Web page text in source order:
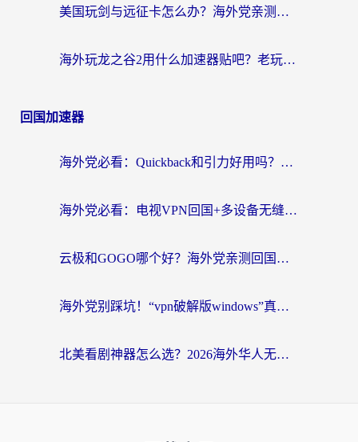
美国玩剑与远征卡怎么办？海外党亲测有效的国服游戏加速指南
海外玩龙之谷2用什么加速器贴吧？老玩家实测推荐，附新加坡猎魂觉醒国外剑与远征加速攻略
回国加速器
海外党必看：Quickback和引力好用吗？3分钟搞懂回国加速器怎么选
海外党必看：电视VPN回国+多设备无缝访问国内资源的实用指南
云极和GOGO哪个好？海外党亲测回国加速器选择指南（附iOS免费&Windows VPN实用技巧）
海外党别踩坑！“vpn破解版windows”真的能用？教你选对回国加速器无缝刷国内资源
北美看剧神器怎么选？2026海外华人无缝访问国内资源全攻略